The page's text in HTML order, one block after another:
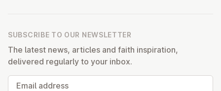
SUBSCRIBE TO OUR NEWSLETTER
The latest news, articles and faith inspiration,
delivered regularly to your inbox.
Email address